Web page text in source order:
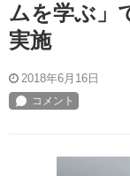
ムを学ぶ」
実施
2018年6月16日